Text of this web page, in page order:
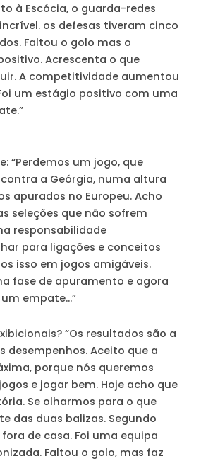
à Escócia, o guarda-redes
os defesas tiveram cinco
Faltou o golo mas o
Acrescenta o que
A competitividade aumentou
um estágio positivo com uma
: “Perdemos um jogo, que
a Geórgia, numa altura
apurados no Europeu. Acho
seleções que não sofrem
responsabilidade
para ligações e conceitos
isso em jogos amigáveis.
fase de apuramento e agora
empate…”
“Os resultados são a
desempenhos. Aceito que a
porque nós queremos
e jogar bem. Hoje acho que
Se olharmos para o que
das duas balizas. Segundo
de casa. Foi uma equipa
Faltou o golo, mas faz